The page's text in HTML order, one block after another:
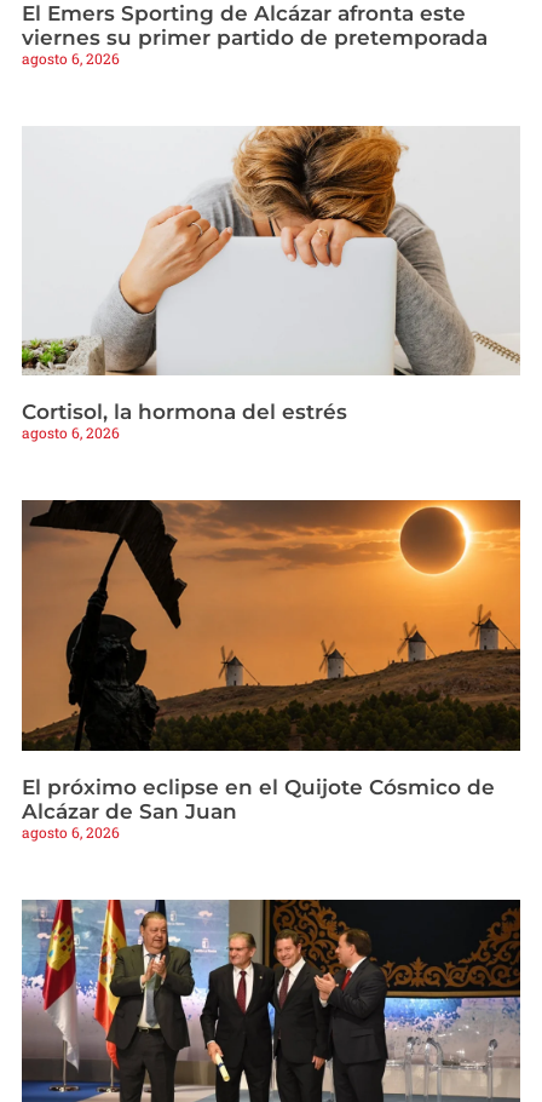
El Emers Sporting de Alcázar afronta este
viernes su primer partido de pretemporada
agosto 6, 2026
Cortisol, la hormona del estrés
agosto 6, 2026
El próximo eclipse en el Quijote Cósmico de
Alcázar de San Juan
agosto 6, 2026